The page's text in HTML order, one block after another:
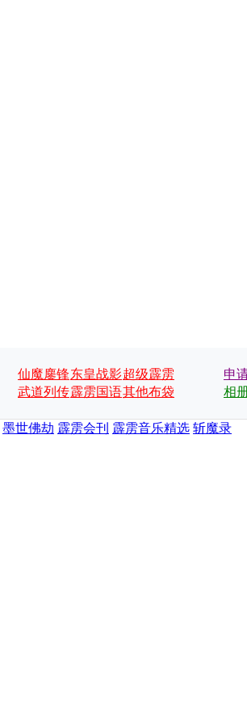
仙魔鏖锋东皇战影超级霹雳
会
武道列传霹雳国语其他布袋
申
相
墨世佛劫 霹雳会刊 霹雳音乐精选 斩魔录